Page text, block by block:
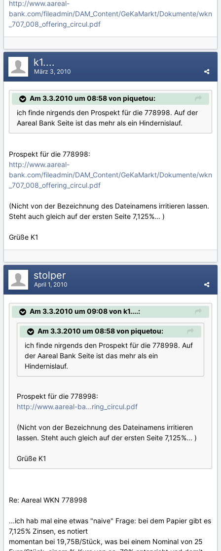
http://www.aareal-
bank.com/fileadmin/DAM_Content/GeKaMarkt/Dokumente/wkn
_707_008_offering_circul.pdf
k1....
März 3, 2010
Am 3.3.2010 um 08:58 von piquetou:
ich finde nirgends den Prospekt für die 778998. Auf der
Aareal Bank Seite ist das mehr als ein Hindernislauf.
Prospekt für die 778998:
http://www.aareal-
bank.com/fileadmin/DAM_Content/GeKaMarkt/Dokumente/wkn
_707_008_offering_circul.pdf
(Nicht von der Bezeichnung des Dateinamens irritieren lassen.
Steht auch gleich auf der ersten Seite 7,125%... )
Grüße K1
stolper
April 1, 2010
Am 3.3.2010 um 09:08 von k1....:
Am 3.3.2010 um 08:58 von piquetou:
ich finde nirgends den Prospekt für die 778998. Auf
der Aareal Bank Seite ist das mehr als ein
Hindernislauf.
Prospekt für die 778998:
http://www.aareal-ba...ring_circul.pdf
(Nicht von der Bezeichnung des Dateinamens irritieren
lassen. Steht auch gleich auf der ersten Seite 7,125%... )
Grüße K1
Re: Aareal WKN 778998
...ich hab mal eine etwas "naive" Frage: bei dem Papier gibt es
7,125% Zinsen, es notiert
momentan bei 19,75B/Stück, was bei einem Nominal von 25